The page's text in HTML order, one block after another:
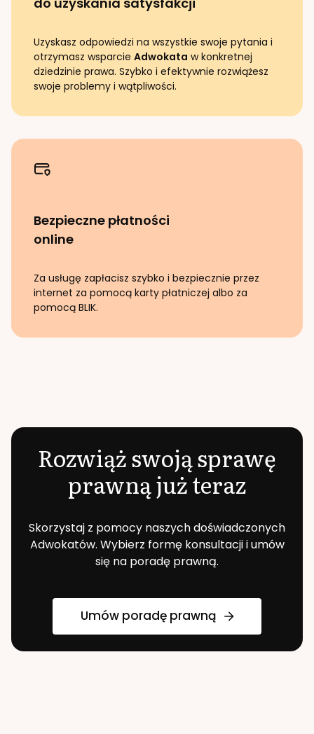
Uzyskasz odpowiedzi na wszystkie swoje pytania i
otrzymasz wsparcie Adwokata w konkretnej
dziedzinie prawa. Szybko i efektywnie rozwiążesz
swoje problemy i wątpliwości.
Bezpieczne płatności
online
Za usługę zapłacisz szybko i bezpiecznie przez
internet za pomocą karty płatniczej albo za
pomocą BLIK.
Rozwiąż swoją sprawę
prawną już teraz
Skorzystaj z pomocy naszych doświadczonych
Adwokatów. Wybierz formę konsultacji i umów
się na poradę prawną.
Umów poradę prawną